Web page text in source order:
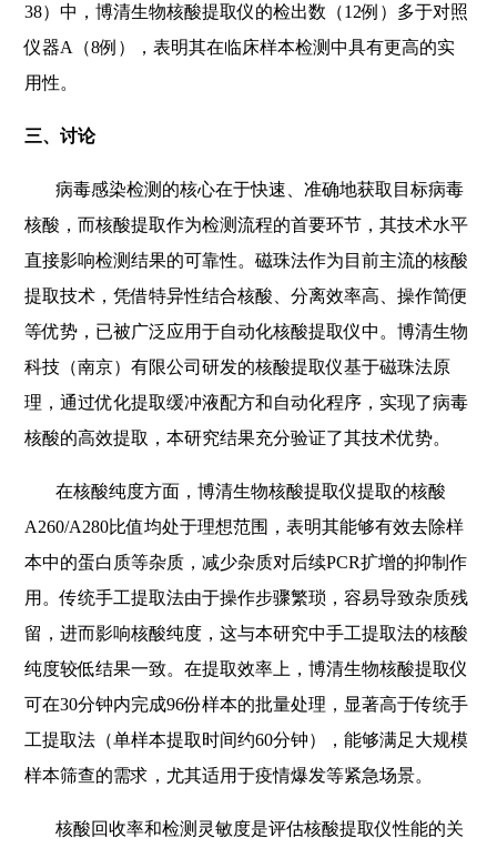
38）中，博清生物核酸提取仪的检出数（12例）多于对照
仪器A（8例），表明其在临床样本检测中具有更高的实
用性。
三、讨论
病毒感染检测的核心在于快速、准确地获取目标病毒
核酸，而核酸提取作为检测流程的首要环节，其技术水平
直接影响检测结果的可靠性。磁珠法作为目前主流的核酸
提取技术，凭借特异性结合核酸、分离效率高、操作简便
等优势，已被广泛应用于自动化核酸提取仪中。博清生物
科技（南京）有限公司研发的核酸提取仪基于磁珠法原
理，通过优化提取缓冲液配方和自动化程序，实现了病毒
核酸的高效提取，本研究结果充分验证了其技术优势。
在核酸纯度方面，博清生物核酸提取仪提取的核酸
A260/A280比值均处于理想范围，表明其能够有效去除样
本中的蛋白质等杂质，减少杂质对后续PCR扩增的抑制作
用。传统手工提取法由于操作步骤繁琐，容易导致杂质残
留，进而影响核酸纯度，这与本研究中手工提取法的核酸
纯度较低结果一致。在提取效率上，博清生物核酸提取仪
可在30分钟内完成96份样本的批量处理，显著高于传统手
工提取法（单样本提取时间约60分钟），能够满足大规模
样本筛查的需求，尤其适用于疫情爆发等紧急场景。
核酸回收率和检测灵敏度是评估核酸提取仪性能的关